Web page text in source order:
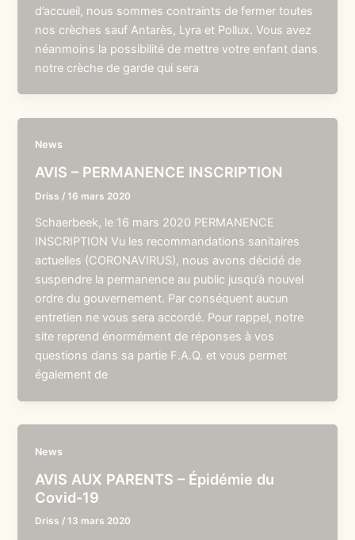
d’accueil, nous sommes contraints de fermer toutes
nos crèches sauf Antarès, Lyra et Pollux. Vous avez
néanmoins la possibilité de mettre votre enfant dans
notre crèche de garde qui sera
News
AVIS – PERMANENCE INSCRIPTION
Driss /16 mars 2020
Schaerbeek, le 16 mars 2020 PERMANENCE
INSCRIPTION Vu les recommandations sanitaires
actuelles (CORONAVIRUS), nous avons décidé de
suspendre la permanence au public jusqu’à nouvel
ordre du gouvernement. Par conséquent aucun
entretien ne vous sera accordé. Pour rappel, notre
site reprend énormément de réponses à vos
questions dans sa partie F.A.Q. et vous permet
également de
News
AVIS AUX PARENTS – Épidémie du
Covid-19
Driss /13 mars 2020